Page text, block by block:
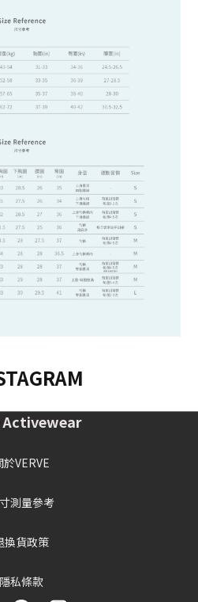
Activewear
於VERVE
測量參考
換貨政策
隱私條款